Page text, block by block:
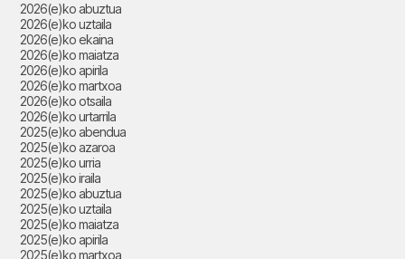
2026(e)ko abuztua
2026(e)ko uztaila
2026(e)ko ekaina
2026(e)ko maiatza
2026(e)ko apirila
2026(e)ko martxoa
2026(e)ko otsaila
2026(e)ko urtarrila
2025(e)ko abendua
2025(e)ko azaroa
2025(e)ko urria
2025(e)ko iraila
2025(e)ko abuztua
2025(e)ko uztaila
2025(e)ko maiatza
2025(e)ko apirila
2025(e)ko martxoa